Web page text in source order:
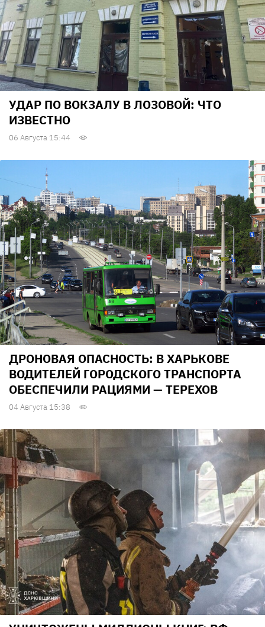
УДАР ПО ВОКЗАЛУ В ЛОЗОВОЙ: ЧТО
ИЗВЕСТНО
06 Августа 15:44
ДРОНОВАЯ ОПАСНОСТЬ: В ХАРЬКОВЕ
ВОДИТЕЛЕЙ ГОРОДСКОГО ТРАНСПОРТА
ОБЕСПЕЧИЛИ РАЦИЯМИ — ТЕРЕХОВ
04 Августа 15:38